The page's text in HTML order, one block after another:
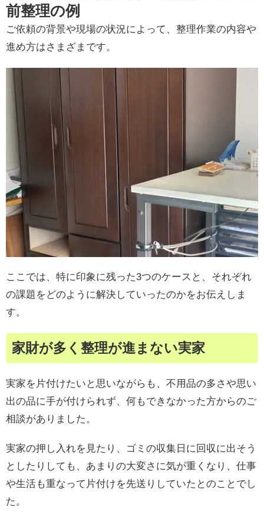
前整理の例
ご依頼の背景や現場の状況によって、整理作業の内容や
進め方はさまざまです。
ここでは、特に印象に残った3つのケースと、それぞれ
の課題をどのように解決していったのかをお伝えしま
す。
家財が多く整理が進まない実家
実家を片付けたいと思いながらも、不用品の多さや思い
出の品に手が付けられず、何もできなかった方からのご
相談がありました。
実家の押し入れを見たり、ゴミの収集日に回収に出そう
としたりしても、あまりの大変さに気が重くなり、仕事
や生活も重なって片付けを先送りしていたとのことでし
た。